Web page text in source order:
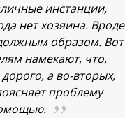
инстанции,
нет хозяина. Вроде
образом. Вот
намекают, что,
а во-вторых,
проблему